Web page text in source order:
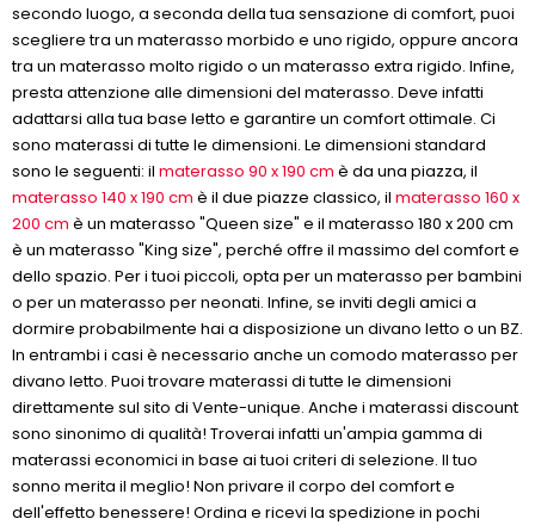
secondo luogo, a seconda della tua sensazione di comfort, puoi
scegliere tra un materasso morbido e uno rigido, oppure ancora
tra un materasso molto rigido o un materasso extra rigido. Infine,
presta attenzione alle dimensioni del materasso. Deve infatti
adattarsi alla tua base letto e garantire un comfort ottimale. Ci
sono materassi di tutte le dimensioni. Le dimensioni standard
sono le seguenti: il materasso 90 x 190 cm è da una piazza, il
materasso 140 x 190 cm è il due piazze classico, il materasso 160 x
200 cm è un materasso "Queen size" e il materasso 180 x 200 cm
è un materasso "King size", perché offre il massimo del comfort e
dello spazio. Per i tuoi piccoli, opta per un materasso per bambini
o per un materasso per neonati. Infine, se inviti degli amici a
dormire probabilmente hai a disposizione un divano letto o un BZ.
In entrambi i casi è necessario anche un comodo materasso per
divano letto. Puoi trovare materassi di tutte le dimensioni
direttamente sul sito di Vente-unique. Anche i materassi discount
sono sinonimo di qualità! Troverai infatti un'ampia gamma di
materassi economici in base ai tuoi criteri di selezione. Il tuo
sonno merita il meglio! Non privare il corpo del comfort e
dell'effetto benessere! Ordina e ricevi la spedizione in pochi